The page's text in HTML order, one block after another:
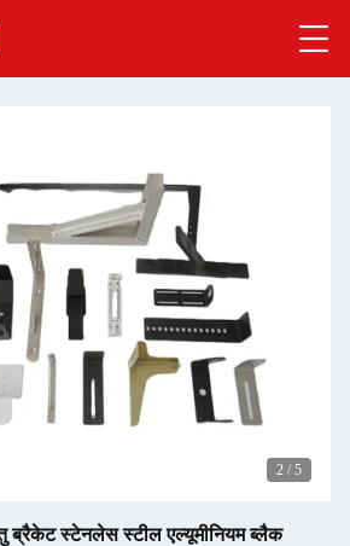
2 / 5
स्टेनलेस स्टील एल्यूमीनियम ब्लैक